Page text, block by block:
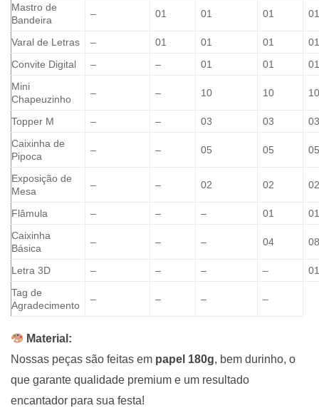
Mastro de
Bandeira
– 01 01 01 01
Varal de Letras – 01 01 01
01
Convite Digital
– – 01 01
01
Mini
Chapeuzinho
– – 10 10 10
Topper M – – 03 03
03
Caixinha de
Pipoca
– – 05 05 05
Exposição de
Mesa
– – 02 02 02
Flâmula – – – 01
01
Caixinha
Básica
– – – 04 08
Letra 3D – – – –
01
Tag de
Agradecimento
– – – –
Material:
Nossas peças são feitas em papel 180g, bem durinho, o
que garante qualidade premium e um resultado
encantador para sua festa!